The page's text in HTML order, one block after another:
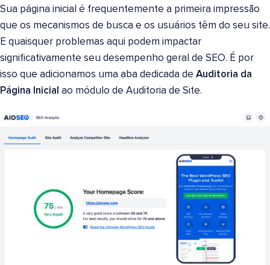
Sua página inicial é frequentemente a primeira impressão
que os mecanismos de busca e os usuários têm do seu site.
E quaisquer problemas aqui podem impactar
significativamente seu desempenho geral de SEO. É por
isso que adicionamos uma aba dedicada de Auditoria da
Página Inicial ao módulo de Auditoria de Site.